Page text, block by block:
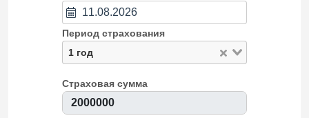
Период страхования
1 год
Страховая сумма